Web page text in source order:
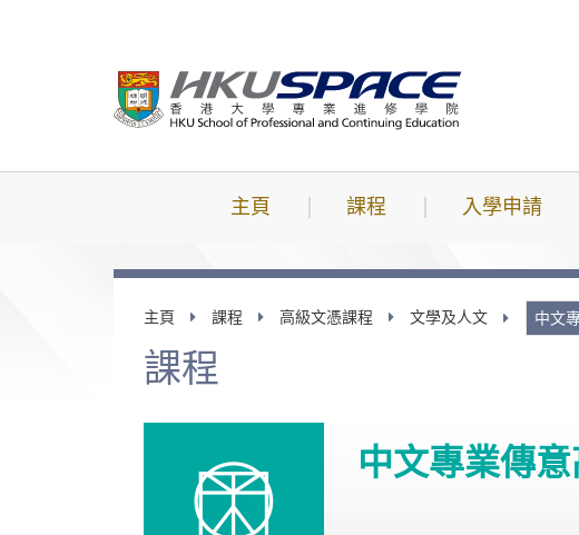
主頁 課程 入學申請
主頁 課程 高級文憑課程 文學及人文 中文
課程
中文專業傳